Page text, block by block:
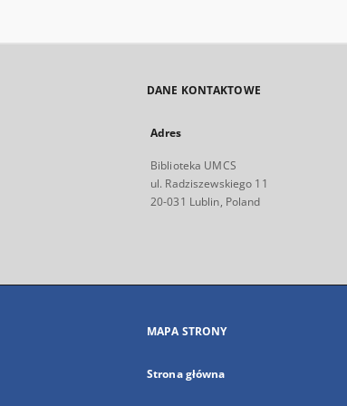
DANE KONTAKTOWE
Adres
Biblioteka UMCS
ul. Radziszewskiego 11
20-031 Lublin, Poland
MAPA STRONY
Strona główna